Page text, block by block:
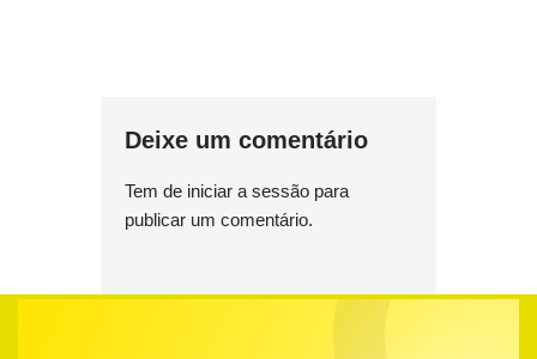
Deixe um comentário
Tem de iniciar a sessão para
publicar um comentário.